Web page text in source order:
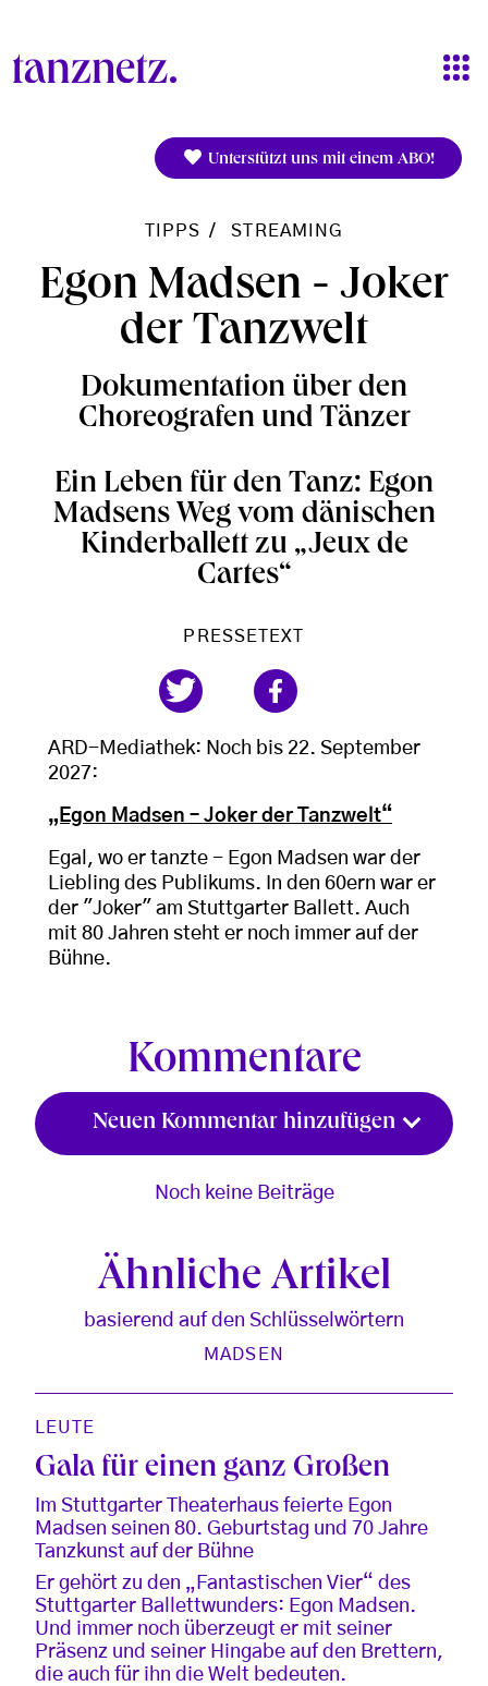
Unterstützt uns mit einem ABO!
TIPPS STREAMING
Egon Madsen - Joker
der Tanzwelt
Dokumentation über den
Choreografen und Tänzer
Ein Leben für den Tanz: Egon
Madsens Weg vom dänischen
Kinderballett zu „Jeux de
Cartes“
PRESSETEXT
ARD-Mediathek: Noch bis 22. September
2027:
„Egon Madsen – Joker der Tanzwelt“
Egal, wo er tanzte - Egon Madsen war der
Liebling des Publikums. In den 60ern war er
der "Joker" am Stuttgarter Ballett. Auch
mit 80 Jahren steht er noch immer auf der
Bühne.
Kommentare
Neuen Kommentar hinzufügen
Noch keine Beiträge
Ähnliche Artikel
basierend auf den Schlüsselwörtern
MADSEN
LEUTE
Gala für einen ganz Großen
Im Stuttgarter Theaterhaus feierte Egon
Madsen seinen 80. Geburtstag und 70 Jahre
Tanzkunst auf der Bühne
Er gehört zu den „Fantastischen Vier“ des
Stuttgarter Ballettwunders: Egon Madsen.
Und immer noch überzeugt er mit seiner
Präsenz und seiner Hingabe auf den Brettern,
die auch für ihn die Welt bedeuten.